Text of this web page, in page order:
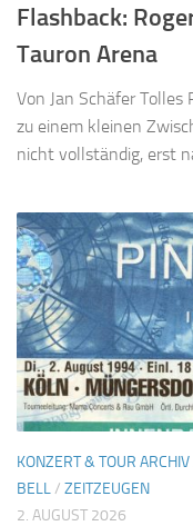
Flashback:
Tauron Arena
Von Jan Schäfer Tolles
zu einem kleinen
nicht vollständig, erst
KONZERT & TOUR ARCHIV
BELL/ ZEITZEUGEN
2. AUGUST 2026